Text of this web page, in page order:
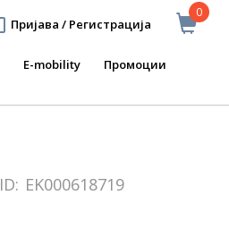
0
Пријава / Регистрација
E-mobility Промоции
ID: EK000618719